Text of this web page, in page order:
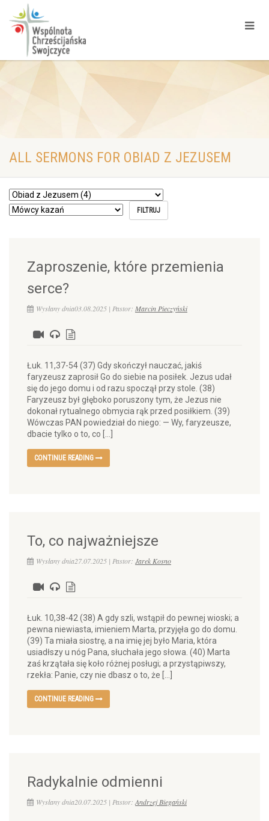
ALL SERMONS FOR OBIAD Z JEZUSEM
Zaproszenie, które przemienia
serce?
Wysłany dnia03.08.2025 | Pastor: Marcin Pieczyński
Łuk. 11,37-54 (37) Gdy skończył nauczać, jakiś
faryzeusz zaprosił Go do siebie na posiłek. Jezus udał
się do jego domu i od razu spoczął przy stole. (38)
Faryzeusz był głęboko poruszony tym, że Jezus nie
dokonał rytualnego obmycia rąk przed posiłkiem. (39)
Wówczas PAN powiedział do niego: — Wy, faryzeusze,
dbacie tylko o to, co […]
CONTINUE READING
To, co najważniejsze
Wysłany dnia27.07.2025 | Pastor: Jarek Kosno
Łuk. 10,38-42 (38) A gdy szli, wstąpił do pewnej wioski; a
pewna niewiasta, imieniem Marta, przyjęła go do domu.
(39) Ta miała siostrę, a na imię jej było Maria, która
usiadłszy u nóg Pana, słuchała jego słowa. (40) Marta
zaś krzątała się koło różnej posługi; a przystąpiwszy,
rzekła: Panie, czy nie dbasz o to, że […]
CONTINUE READING
Radykalnie odmienni
Wysłany dnia20.07.2025 | Pastor: Andrzej Biegański